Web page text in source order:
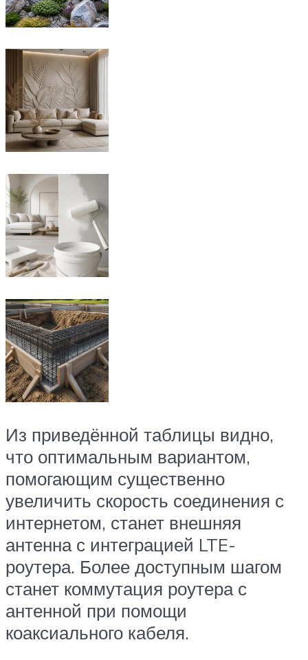
Из приведённой таблицы видно,
что оптимальным вариантом,
помогающим существенно
увеличить скорость соединения с
интернетом, станет внешняя
антенна с интеграцией LTE-
роутера. Более доступным шагом
станет коммутация роутера с
антенной при помощи
коаксиального кабеля.